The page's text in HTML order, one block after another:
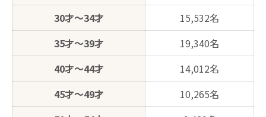
30才～34才
15,532名
35才～39才
19,340名
40才～44才
14,012名
45才～49才
10,265名